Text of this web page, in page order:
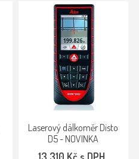
Laserový dálkoměr Disto
D5 - NOVINKA